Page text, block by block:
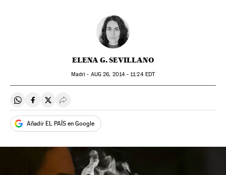
ELENA G. SEVILLANO
Madri - AUG 26, 2014 - 11:24EDT
Compartir en Whatsapp
Compartir en Facebook
Compartir en Twitter
Desplegar Redes Sociales
Añadir EL PAÍS en Google